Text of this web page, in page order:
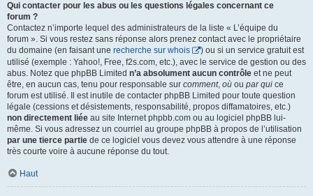
Qui contacter pour les abus ou les questions légales concernant ce
forum ?
Contactez n’importe lequel des administrateurs de la liste « L’équipe du
forum ». Si vous restez sans réponse alors prenez contact avec le propriétaire
du domaine (en faisant une recherche sur whois
) ou si un service gratuit est
utilisé (exemple : Yahoo!, Free, f2s.com, etc.), avec le service de gestion ou des
abus. Notez que phpBB Limited n’a absolument aucun contrôle et ne peut
être, en aucun cas, tenu pour responsable sur comment, où ou par qui ce
forum est utilisé. Il est inutile de contacter phpBB Limited pour toute question
légale (cessions et désistements, responsabilité, propos diffamatoires, etc.)
non directement liée au site Internet phpbb.com ou au logiciel phpBB lui-
même. Si vous adressez un courriel au groupe phpBB à propos de l’utilisation
par une tierce partie de ce logiciel vous devez vous attendre à une réponse
très courte voire à aucune réponse du tout.
Haut